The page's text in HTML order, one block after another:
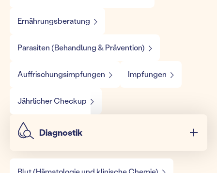
Ernährungsberatung
Parasiten (Behandlung & Prävention)
Auffrischungsimpfungen Impfungen
Jährlicher Checkup
Diagnostik